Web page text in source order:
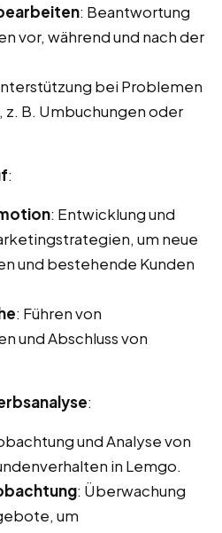
: Beantwortung
vor, während und nach der
bei Problemen
z. B. Umbuchungen oder
:
: Entwicklung und
um neue
und bestehende Kunden
: Führen von
und Abschluss von
:
und Analyse von
in Lemgo.
: Überwachung
um